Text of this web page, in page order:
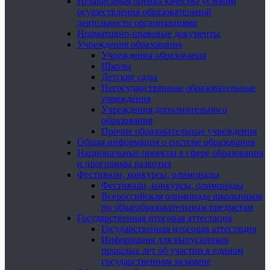
осуществления образовательной
деятельности организациями
Нормативно-правовые документы
Учреждения образования
Учреждения образования
Школы
Детские сады
Негосударственные образовательные
учреждения
Учреждения дополнительного
образования
Прочие образовательные учреждения
Общая информация о системе образования
Национальные проекты в сфере образования
и программы развития
Фестивали, конкурсы, олимпиады
Фестивали, конкурсы, олимпиады
Всероссийская олимпиада школьников
по общеобразовательным предметам
Государственная итоговая аттестация
Государственная итоговая аттестация
Информация для выпускников
прошлых лет об участии в едином
государственном экзамене